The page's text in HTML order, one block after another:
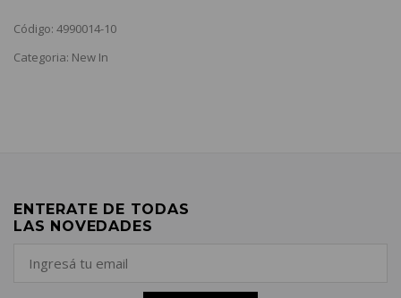
Código: 4990014-10
Categoria: New In
ENTERATE DE TODAS
LAS NOVEDADES